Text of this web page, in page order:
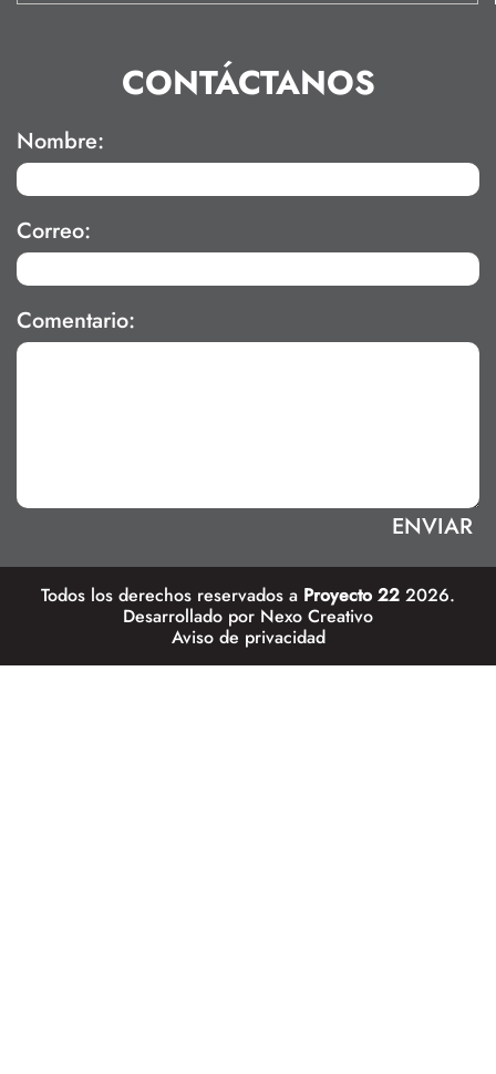
CONTÁCTANOS
Nombre:
Correo:
Comentario:
Todos los derechos reservados a Proyecto 22 2026.
Desarrollado por Nexo Creativo
Aviso de privacidad